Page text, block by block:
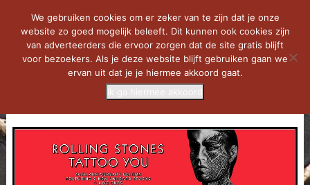
We gebruiken cookies om er zeker van te zijn dat je onze
website zo goed mogelijk beleeft. Dit kunnen ook cookies zijn
van adverteerders die ervoor zorgen dat de site gratis blijft
voor bezoekers. Als je deze website blijft gebruiken gaan we
ervan uit dat je je hiermee akkoord gaat.
Ik ga hiermee akkoord